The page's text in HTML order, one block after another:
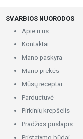
SVARBIOS NUORODOS
Apie mus
Kontaktai
Mano paskyra
Mano prekės
Mūsų receptai
Parduotuvė
Pirkinių krepšelis
Pradžios puslapis
Pristatymo būdai